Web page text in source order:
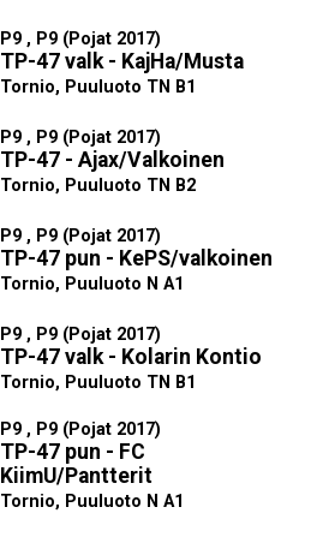
P9 , P9 (Pojat 2017)
TP-47 valk - KajHa/Musta
Tornio, Puuluoto TN B1
P9 , P9 (Pojat 2017)
TP-47 - Ajax/Valkoinen
Tornio, Puuluoto TN B2
P9 , P9 (Pojat 2017)
TP-47 pun - KePS/valkoinen
Tornio, Puuluoto N A1
P9 , P9 (Pojat 2017)
TP-47 valk - Kolarin Kontio
Tornio, Puuluoto TN B1
P9 , P9 (Pojat 2017)
TP-47 pun - FC
KiimU/Pantterit
Tornio, Puuluoto N A1